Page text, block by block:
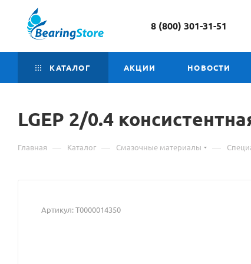
8 (800) 301-31-51
КАТАЛОГ АКЦИИ НОВОСТИ
LGEP Материал
о
2/0.4
2/0.4
Главная — Каталог — Смазочные материалы —
Артикул:Т0000014350